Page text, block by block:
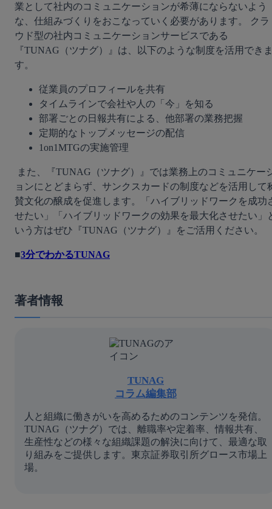
業として社内のコミュニケーションが希薄にならないよう
な、仕組みづくりをおこなっていく必要があります。 クラ
ウド型の社内コミュニケーションサービスである
『TUNAG（ツナグ）』は、以下のような制度を活用でき
す。
従業員のプロフィールを共有
タイムラインで会社や人の「今」を知る
部署ごとの日報共有による、他部署の業務把握
定期的なトップメッセージの配信
1on1MTGの実施管理
ョンにとどまらず、サンクスカードの制度などを活用して
賛文化の醸成を促進します。「ハイブリッドワークを成功
せたい」「ハイブリッドワークの効果を最大化させたい」
いう方はぜひ『TUNAG（ツナグ）』をご活用ください。
■3分でわかるTUNAG
著者情報
TUNAG
コラム編集部
人と組織に働きがいを高めるためのコンテンツを発信。
TUNAG（ツナグ）では、離職率や定着率、情報共有、
生産性などの様々な組織課題の解決に向けて、最適な取
り組みをご提供します。東京証券取引所グロース市場上
場。